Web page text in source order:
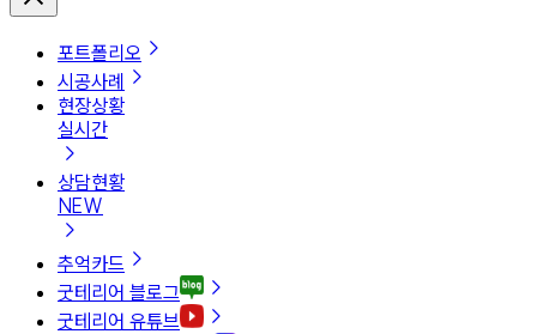
포트폴리오
시공사례
현장상황
실시간
상담현황
NEW
추억카드
굿테리어 블로그
굿테리어 유튜브